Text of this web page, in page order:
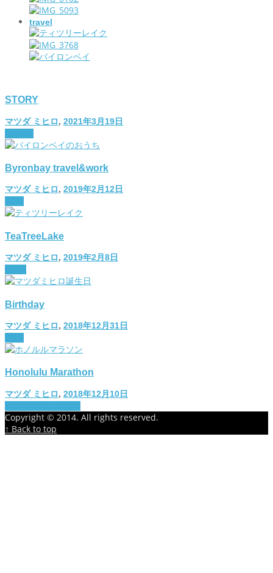
travel
STORY
マツダ ミヒロ, 2021年3月19日
Byronbay travel&work
マツダ ミヒロ, 2019年2月12日
TeaTreeLake
マツダ ミヒロ, 2019年2月8日
Birthday
マツダ ミヒロ, 2018年12月31日
Honolulu Marathon
マツダ ミヒロ, 2018年12月10日
Copyright © 2014. All rights reserved.
↑ Back to top